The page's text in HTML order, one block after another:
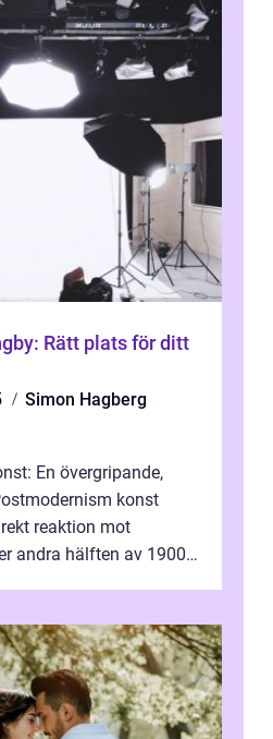
Rätt plats för ditt
Simon Hagberg
En övergripande,
konst
reaktion mot
andra hälften av 1900-